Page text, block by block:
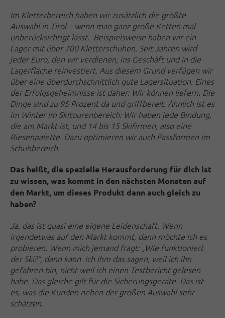
Im Kletterbereich haben wir zusätzlich die größte
Auswahl in Tirol – wenn man ganz große Ketten mal
unberücksichtigt lässt. Beispielsweise haben wir ein
Lager mit über 700 Kletterschuhen. Seit Jahren wird
jeder Euro, den wir verdienen, ins Geschäft und in die
Lagerfläche reinvestiert. Aus diesem Grund verfügen wir
über eine überdurchschnittlich gute Lagersituation. Eines
der Erfolgsgeheimnisse ist daher: Wir können liefern. Die
Dinge sind zu 95 Prozent da und griffbereit. Ähnlich ist es
im Winter im Skitourenbereich: Wir haben jede Bindung,
die am Markt ist, und 14 bis 15 Skifirmen, also eine
Riesenpalette. Dazu optimieren wir auch Passformen im
Schuhbereich.
Das heißt, die spezielle Herausforderung für dich ist
zu wissen, was kommt in den nächsten Monaten auf
den Markt, um dieses Produkt dann auch gleich zu
haben?
Ja, das ist quasi eine eigene Leidenschaft. Wenn
irgendetwas auf den Markt kommt, dann möchte ich es
probieren. Wenn mich jemand fragt: „Wie funktioniert
der Ski?“, dann kann ich ihm das sagen, weil ich ihn
gefahren bin, nicht weil ich einen Testbericht gelesen
habe. Das gleiche gilt für die Sicherungsgeräte. Das ist
es, was die Kunden neben der großen Auswahl sehr
schätzen.